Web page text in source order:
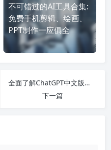
不可错过的AI工具合集:
免费手机剪辑、绘画、
PPT制作一应俱全
全面了解ChatGPT中文版：从官网入口到设置中文模式的详细指南！
下一篇